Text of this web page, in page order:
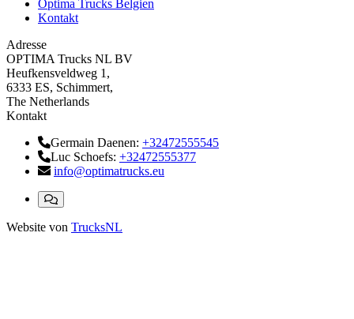
Optima Trucks Belgien
Kontakt
Adresse
OPTIMA Trucks NL BV
Heufkensveldweg 1,
6333 ES, Schimmert,
The Netherlands
Kontakt
Germain Daenen: +32472555545
Luc Schoefs: +32472555377
info@optimatrucks.eu
Website von TrucksNL